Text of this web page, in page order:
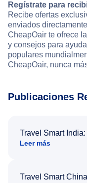
Regístrate para
Recibe ofertas
enviados
CheapOair te ofrece
y consejos para
populares
CheapOair, nunca
Publicaciones
Travel Smart
Leer más
Travel Smart